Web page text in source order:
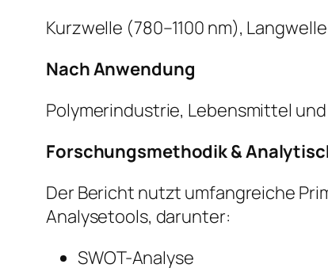
Kurzwelle (780–1100 nm),
Nach Anwendung
Polymerindustrie, Lebensmittel
Forschungsmethodik &
Der Bericht nutzt umfangreiche
Analysetools, darunter:
SWOT-Analyse